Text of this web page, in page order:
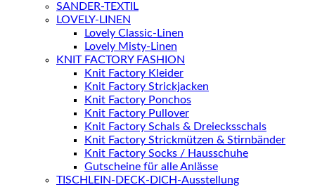
SANDER-TEXTIL
LOVELY-LINEN
Lovely Classic-Linen
Lovely Misty-Linen
KNIT FACTORY FASHION
Knit Factory Kleider
Knit Factory Strickjacken
Knit Factory Ponchos
Knit Factory Pullover
Knit Factory Schals & Dreiecksschals
Knit Factory Strickmützen & Stirnbänder
Knit Factory Socks / Hausschuhe
Gutscheine für alle Anlässe
TISCHLEIN-DECK-DICH-Ausstellung